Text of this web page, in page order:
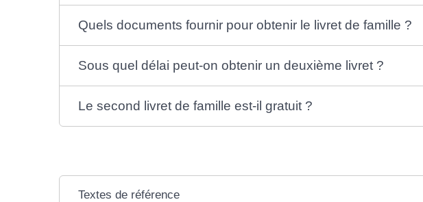
Quels documents fournir pour obtenir le livret de famille ?
Sous quel délai peut-on obtenir un deuxième livret ?
Le second livret de famille est-il gratuit ?
Textes de référence